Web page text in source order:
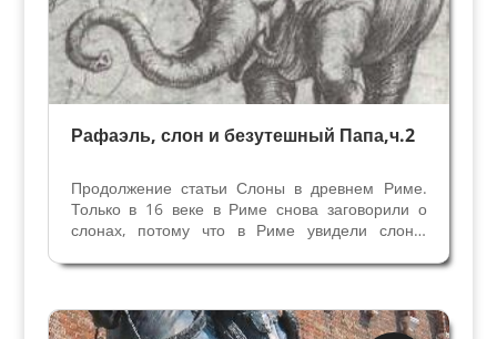
Рафаэль, слон и безутешный Папа,ч.2
Продолжение статьи Слоны в древнем Риме.
Только в 16 веке в Риме снова заговорили о
слонах, потому что в Риме увидели слона.
ревностный католик нуждался в экономической
завладеть рынком специй....